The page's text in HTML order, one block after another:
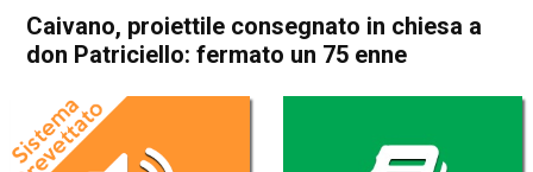
Caivano, proiettile consegnato in chiesa a
don Patriciello: fermato un 75 enne